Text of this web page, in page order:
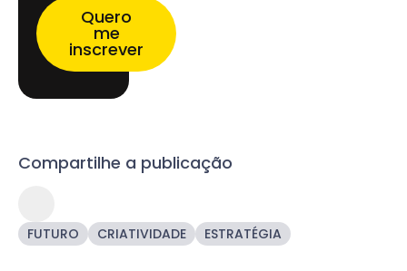
Quero
me
inscrever
Compartilhe a publicação
FUTURO CRIATIVIDADE ESTRATÉGIA